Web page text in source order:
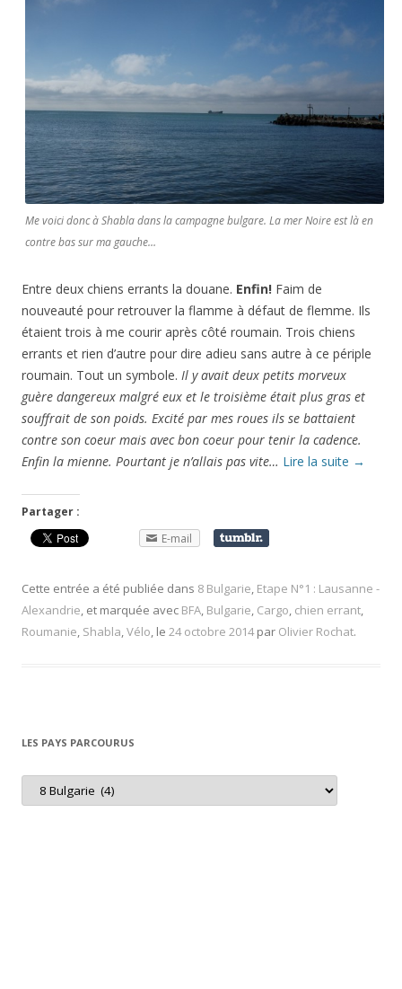
Me voici donc à Shabla dans la campagne bulgare. La mer Noire est là en
contre bas sur ma gauche…
Entre deux chiens errants la douane. Enfin! Faim de
nouveauté pour retrouver la flamme à défaut de flemme. Ils
étaient trois à me courir après côté roumain. Trois chiens
errants et rien d’autre pour dire adieu sans autre à ce périple
roumain. Tout un symbole. Il y avait deux petits morveux
guère dangereux malgré eux et le troisième était plus gras et
souffrait de son poids. Excité par mes roues ils se battaient
contre son coeur mais avec bon coeur pour tenir la cadence.
Enfin la mienne. Pourtant je n’allais pas vite… Lire la suite →
Partager :
E-mail
Cette entrée a été publiée dans 8 Bulgarie, Etape N°1 : Lausanne -
Alexandrie, et marquée avec BFA, Bulgarie, Cargo, chien errant,
Roumanie, Shabla,Vélo, le 24 octobre 2014 par Olivier Rochat.
LES PAYS PARCOURUS
L
s